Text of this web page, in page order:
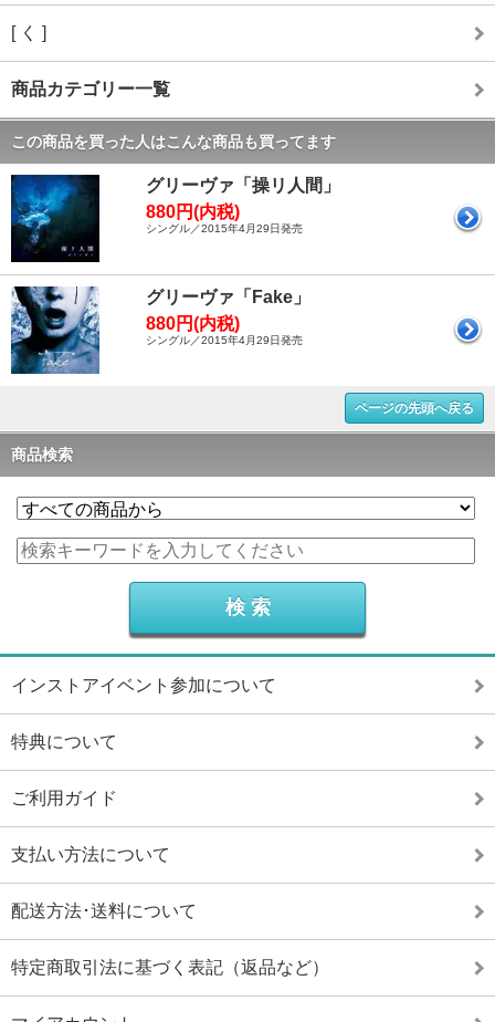
[ く ]
商品カテゴリー一覧
この商品を買った人はこんな商品も買ってます
グリーヴァ「操リ人間」
880円(内税)
シングル／2015年4月29日発売
グリーヴァ「Fake」
880円(内税)
シングル／2015年4月29日発売
ページの先頭へ戻る
商品検索
インストアイベント参加について
特典について
ご利用ガイド
支払い方法について
配送方法･送料について
特定商取引法に基づく表記（返品など）